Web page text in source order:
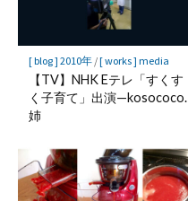
[ blog ] 2010年/[ works ] media
【TV】NHK Eテレ「すくす
く子育て」出演—kosococo.
姉